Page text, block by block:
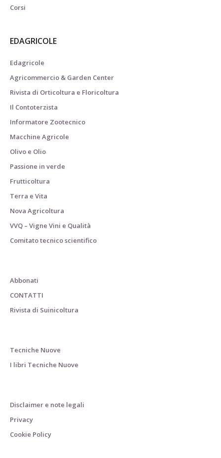
Corsi
EDAGRICOLE
Edagricole
Agricommercio & Garden Center
Rivista di Orticoltura e Floricoltura
Il Contoterzista
Informatore Zootecnico
Macchine Agricole
Olivo e Olio
Passione in verde
Frutticoltura
Terra e Vita
Nova Agricoltura
VVQ – Vigne Vini e Qualità
Comitato tecnico scientifico
Abbonati
CONTATTI
Rivista di Suinicoltura
Tecniche Nuove
I libri Tecniche Nuove
Disclaimer e note legali
Privacy
Cookie Policy